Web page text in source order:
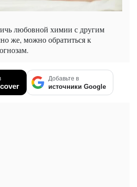
любовной химии с другим
же, можно обратиться к
Добавьте в
источники Google